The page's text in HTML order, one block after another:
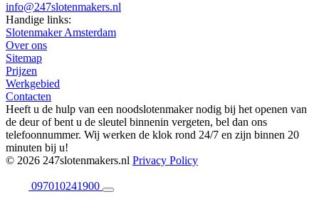
info@247slotenmakers.nl
Handige links:
Slotenmaker Amsterdam
Over ons
Sitemap
Prijzen
Werkgebied
Contacten
Heeft u de hulp van een noodslotenmaker nodig bij het openen van
de deur of bent u de sleutel binnenin vergeten, bel dan ons
telefoonnummer. Wij werken de klok rond 24/7 en zijn binnen 20
minuten bij u!
© 2026 247slotenmakers.nl Privacy Policy
097010241900